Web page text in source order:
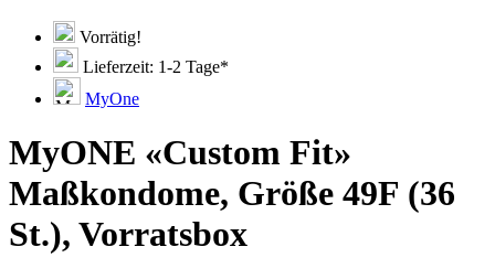
Vorrätig!
Lieferzeit: 1-2 Tage*
MyOne
MyONE «Custom Fit»
Maßkondome, Größe 49F (36
St.), Vorratsbox